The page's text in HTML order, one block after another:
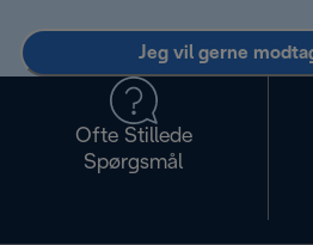
Jeg vil gerne
Ofte Stillede
Spørgsmål